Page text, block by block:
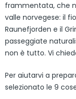
frammentata, che
valle norvegese: il
Raunefjorden e il
passeggiate
non è tutto. Vi
Per aiutarvi a
selezionato le 9